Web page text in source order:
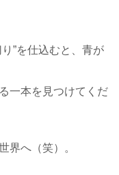
”を仕込むと、青が
一本を見つけてくだ
へ（笑）。